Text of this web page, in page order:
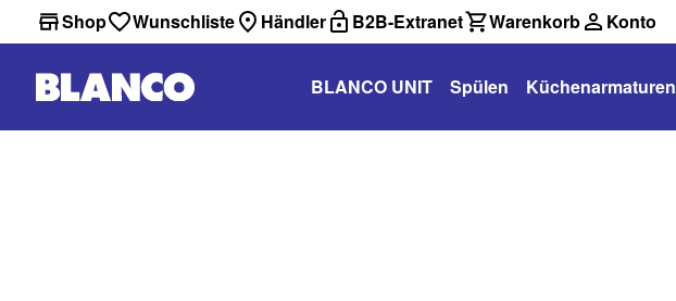
Shop Wunschliste Händler B2B-Extranet Warenkorb Konto
BLANCO UNIT Spülen Küchenarmaturen